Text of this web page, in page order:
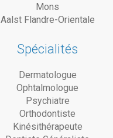
Mons
Aalst Flandre-Orientale
Spécialités
Dermatologue
Ophtalmologue
Psychiatre
Orthodontiste
Kinésithérapeute